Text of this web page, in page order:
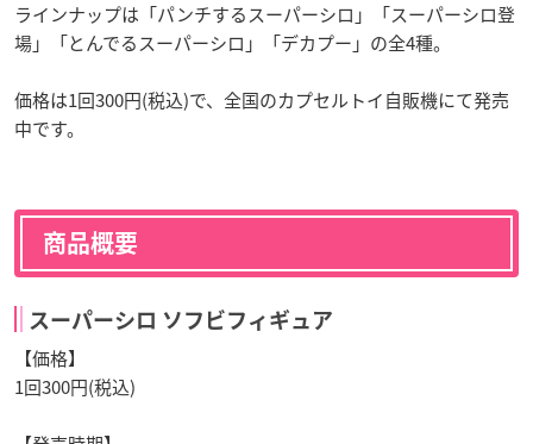
ラインナップは「パンチするスーパーシロ」「スーパーシロ登
場」「とんでるスーパーシロ」「デカプー」の全4種。
価格は1回300円(税込)で、全国のカプセルトイ自販機にて発売
中です。
商品概要
スーパーシロ ソフビフィギュア
【価格】
1回300円(税込)